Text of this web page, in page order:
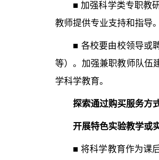
■ 加强科学类专职教研
教师提供专业支持和指导
■ 各校要由校领导或聘
等）。加强兼职教师队伍
学科学教育。
探索通过购买服务方
开展特色实验教学或
■ 将科学教育作为课后